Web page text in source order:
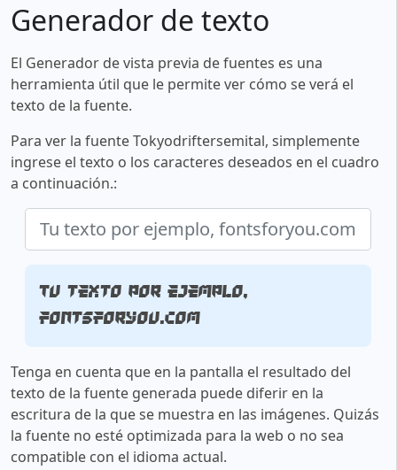
Generador de texto
El Generador de vista previa de fuentes es una
herramienta útil que le permite ver cómo se verá el
texto de la fuente.
Para ver la fuente Tokyodriftersemital, simplemente
ingrese el texto o los caracteres deseados en el cuadro
a continuación.:
Tu texto por ejemplo,
fontsforyou.com
Tenga en cuenta que en la pantalla el resultado del
texto de la fuente generada puede diferir en la
escritura de la que se muestra en las imágenes. Quizás
la fuente no esté optimizada para la web o no sea
compatible con el idioma actual.